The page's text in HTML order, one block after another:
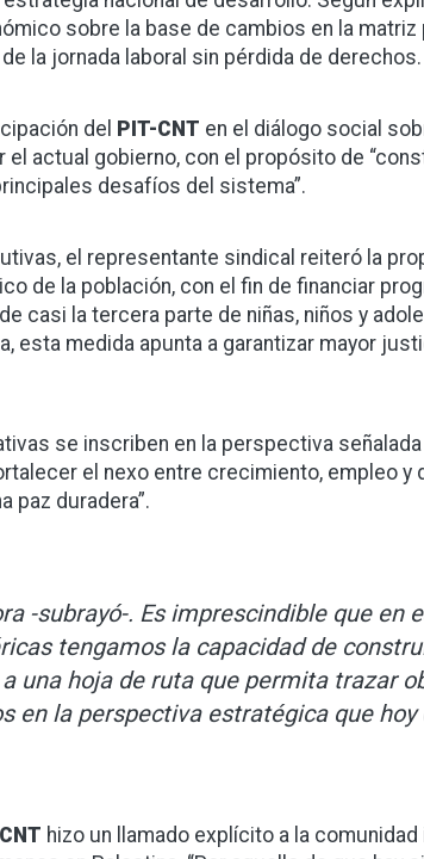
sobre la base de cambios en la matriz
la jornada laboral sin pérdida de derechos.
del PIT-CNT en el diálogo social
actual gobierno, con el propósito de
desafíos del sistema”.
el representante sindical reiteró la
de la población, con el fin de financiar
casi la tercera parte de niñas, niños y
esta medida apunta a garantizar mayor
se inscriben en la perspectiva
el nexo entre crecimiento, empleo
paz duradera”.
-subrayó-. Es imprescindible que en
tengamos la capacidad de
una hoja de ruta que permita trazar
en la perspectiva estratégica que hoy
hizo un llamado explícito a la